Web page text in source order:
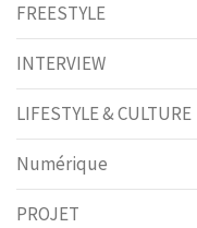
FREESTYLE
INTERVIEW
LIFESTYLE & CULTURE
Numérique
PROJET